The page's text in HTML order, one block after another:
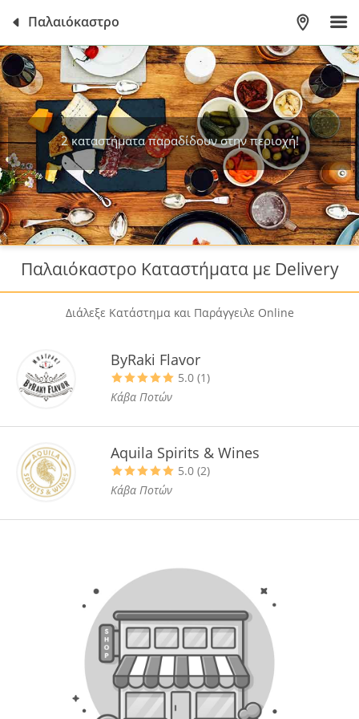
Παλαιόκαστρο
2 καταστήματα παραδίδουν στην περιοχή!
Παλαιόκαστρο Καταστήματα με Delivery
Διάλεξε Κατάστημα και Παράγγειλε Online
ByRaki Flavor
5.0 (1)
Κάβα Ποτών
Aquila Spirits & Wines
5.0 (2)
Κάβα Ποτών